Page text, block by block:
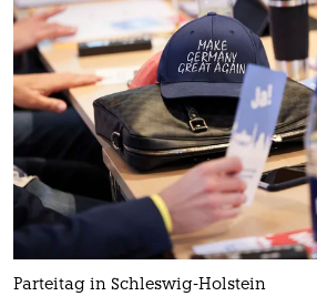
Parteitag in Schleswig-Holstein